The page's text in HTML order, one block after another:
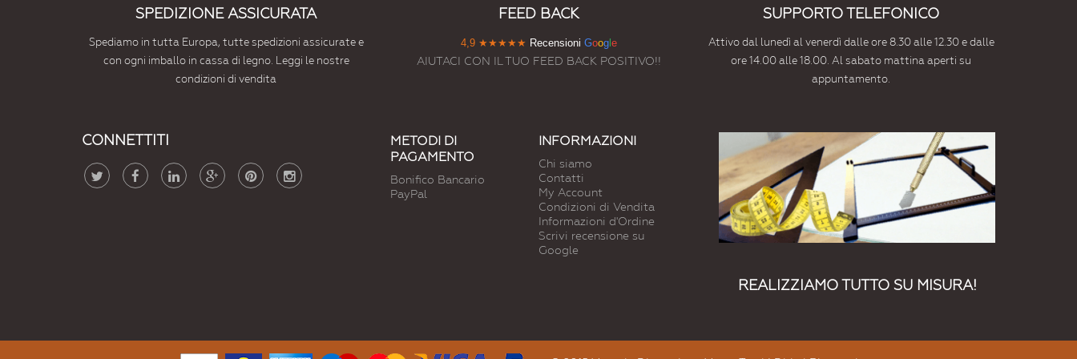
SPEDIZIONE ASSICURATA
Spediamo in tutta Europa, tutte spedizioni assicurate e
con ogni imballo in cassa di legno. Leggi le nostre
condizioni di vendita
FEED BACK
4,9 ★★★★★ Recensioni Googl e
AIUTACI CON IL TUO FEED BACK POSITIVO!!
SUPPORTO TELEFONICO
Attivo dal lunedì al venerdì dalle ore 8.30 alle 12.30 e dalle
ore 14.00 alle 18.00. Al sabato mattina aperti su
appuntamento.
CONNETTITI
METODI DI
PAGAMENTO
Bonifico Bancario
PayPal
INFORMAZIONI
Chi siamo
Contatti
My Account
Condizioni di Vendita
Informazioni d'Ordine
Scrivi recensione su
Google
REALIZZIAMO TUTTO SU MISURA!